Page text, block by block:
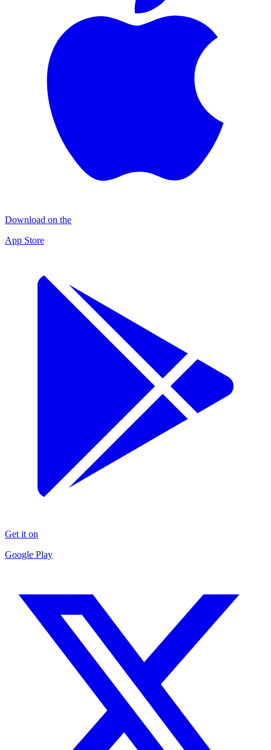
Download on the
App Store
Get it on
Google Play